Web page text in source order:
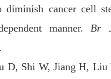
cancer cell
manner. Br
D, Shi W, Jiang H, Liu